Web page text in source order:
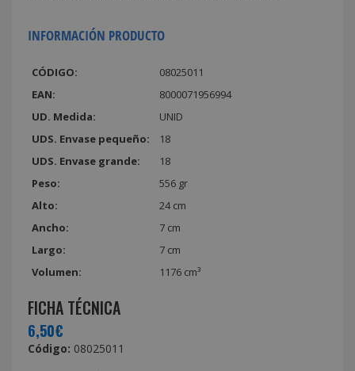
INFORMACIÓN PRODUCTO
CÓDIGO:
08025011
EAN:
8000071956994
UD. Medida:
UNID
UDS. Envase pequeño:
18
UDS. Envase grande:
18
Peso:
556 gr
Alto:
24 cm
Ancho:
7 cm
Largo:
7 cm
Volumen:
1176 cm³
FICHA TÉCNICA
6,50€
Código: 08025011